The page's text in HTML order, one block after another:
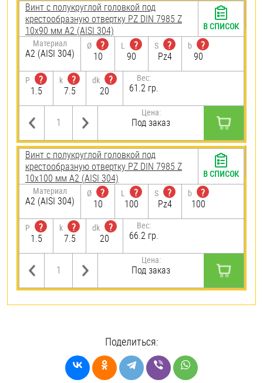
Винт с полукруглой головкой под
крестообразную отвертку PZ DIN 7985 Z
10х90 мм А2 (AISI 304)
Материал
А2 (AISI 304)
Ø
?
10
L
?
90
S
?
Pz4
b
?
90
P
?
1.5
k
?
7.5
dk
?
20
Вес:
61.2 гр.
Цена:
Под заказ
В СПИСОК
Винт с полукруглой головкой под
крестообразную отвертку PZ DIN 7985 Z
10х100 мм А2 (AISI 304)
Материал
А2 (AISI 304)
Ø
?
10
L
?
100
S
?
Pz4
b
?
100
P
?
1.5
k
?
7.5
dk
?
20
Вес:
66.2 гр.
Цена:
Под заказ
В СПИСОК
Поделиться: